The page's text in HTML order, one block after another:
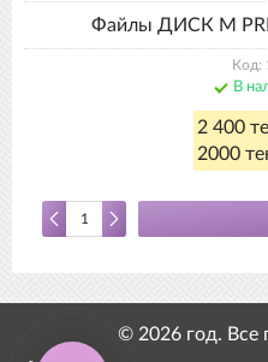
Файлы ДИСК М
Код:
В
2 400
2000
© 2026 год. Все